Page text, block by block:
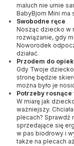
maluch nie umie
BabyBjorn Mini ma
Swobodne ręce
Nosząc dziecko w
rozwiązanie, gdy
Noworodek
działać.
Przodem do
Gdy Twoje
stronę będzie
można było je
Potrzeby
W miarę jak
ważniejszy.
plecach? Sprawdź
sprzedające się
w pas biodrowy i
także na plecach